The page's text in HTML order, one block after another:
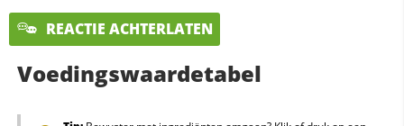
REACTIE ACHTERLATEN
Voedingswaardetabel